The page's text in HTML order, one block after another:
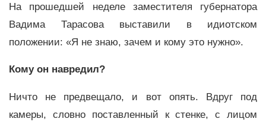
На прошедшей неделе заместителя губернатора
Вадима Тарасова выставили в идиотском
положении: «Я не знаю, зачем и кому это нужно».
Кому он навредил?
Ничто не предвещало, и вот опять. Вдруг под
камеры, словно поставленный к стенке, с лицом